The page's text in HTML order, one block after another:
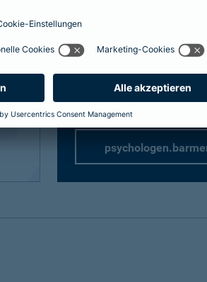
Exklusive Tarife zu
Privathaftpflicht
speziell